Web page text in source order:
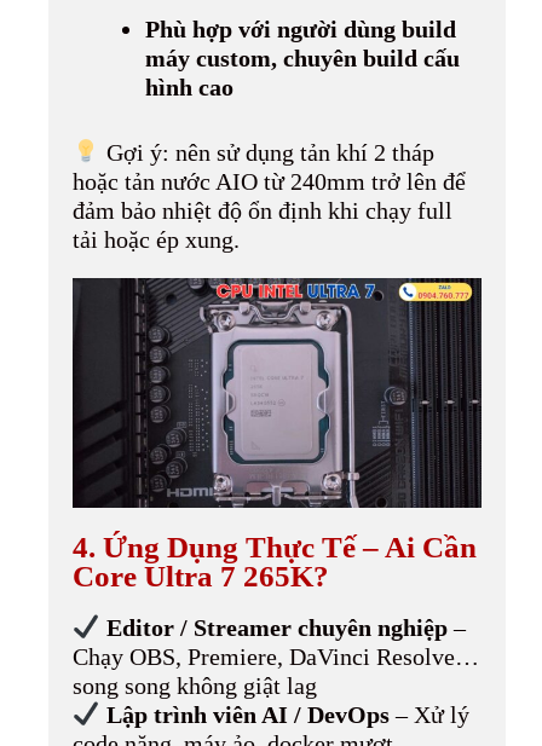
Phù hợp với người dùng build
máy custom, chuyên build cấu
hình cao
Gợi ý: nên sử dụng tản khí 2 tháp
hoặc tản nước AIO từ 240mm trở lên để
đảm bảo nhiệt độ ổn định khi chạy full
tải hoặc ép xung.
4. Ứng Dụng Thực Tế – Ai Cần
Core Ultra 7 265K?
Editor / Streamer chuyên nghiệp–
Chạy OBS, Premiere, DaVinci Resolve…
song song không giật lag
Lập trình viên AI / DevOps– Xử lý